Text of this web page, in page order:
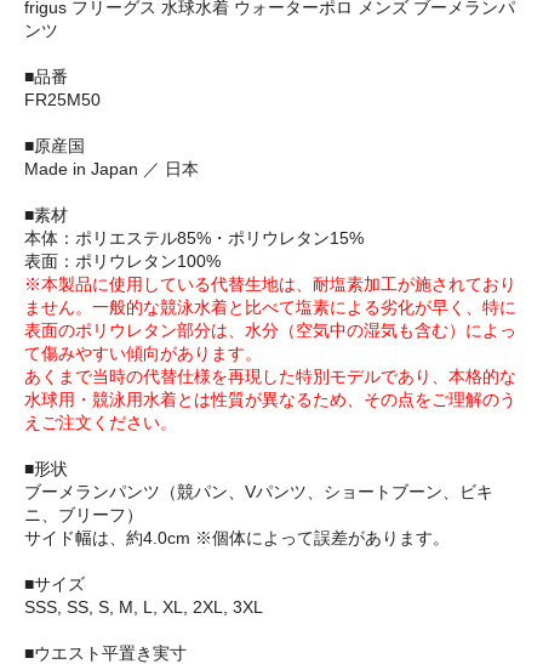
frigus フリーグス 水球水着 ウォーターポロ メンズ ブーメランパ
ンツ
■品番
FR25M50
■原産国
Made in Japan ／ 日本
■素材
本体：ポリエステル85%・ポリウレタン15%
表面：ポリウレタン100%
※本製品に使用している代替生地は、耐塩素加工が施されており
ません。一般的な競泳水着と比べて塩素による劣化が早く、特に
表面のポリウレタン部分は、水分（空気中の湿気も含む）によっ
て傷みやすい傾向があります。
あくまで当時の代替仕様を再現した特別モデルであり、本格的な
水球用・競泳用水着とは性質が異なるため、その点をご理解のう
えご注文ください。
■形状
ブーメランパンツ（競パン、Vパンツ、ショートブーン、ビキ
ニ、ブリーフ）
サイド幅は、約4.0cm ※個体によって誤差があります。
■サイズ
SSS, SS, S, M, L, XL, 2XL, 3XL
■ウエスト平置き実寸